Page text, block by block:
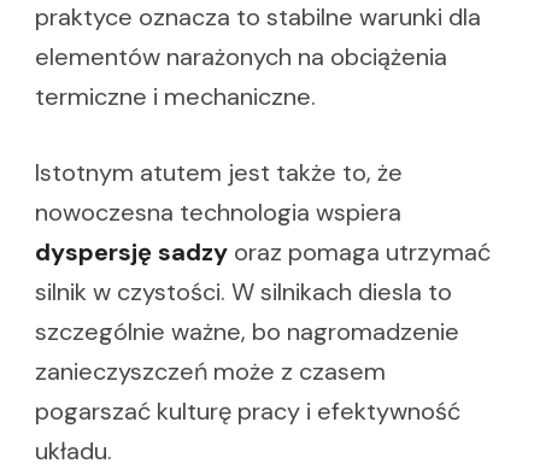
praktyce oznacza to stabilne warunki dla
elementów narażonych na obciążenia
termiczne i mechaniczne.
Istotnym atutem jest także to, że
nowoczesna technologia wspiera
dyspersję sadzy oraz pomaga utrzymać
silnik w czystości. W silnikach diesla to
szczególnie ważne, bo nagromadzenie
zanieczyszczeń może z czasem
pogarszać kulturę pracy i efektywność
układu.